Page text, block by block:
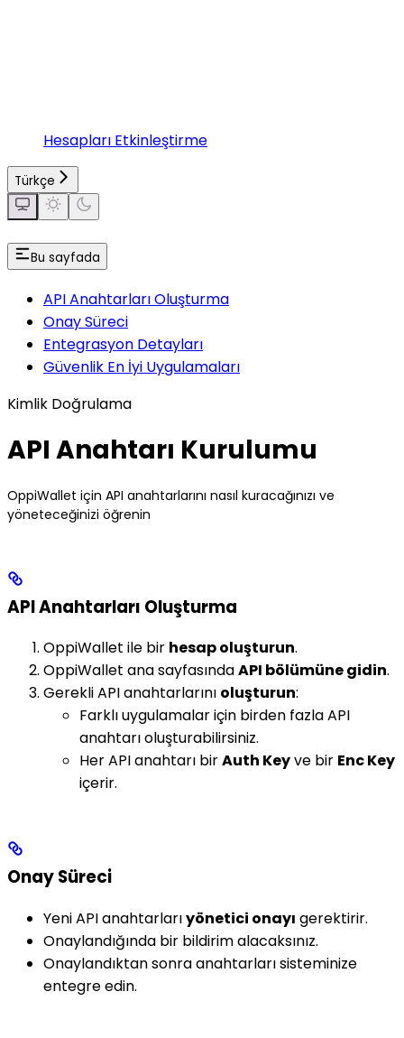
Hesapları Etkinleştirme
Türkçe
Bu sayfada
API Anahtarları Oluşturma
Onay Süreci
Entegrasyon Detayları
Güvenlik En İyi Uygulamaları
Kimlik Doğrulama
API Anahtarı Kurulumu
OppiWallet için API anahtarlarını nasıl kuracağınızı ve
yöneteceğinizi öğrenin
API Anahtarları Oluşturma
OppiWallet ile bir hesap oluşturun.
OppiWallet ana sayfasındaAPI bölümüne gidin.
Gerekli API anahtarlarını oluşturun:
Farklı uygulamalar için birden fazla API
anahtarı oluşturabilirsiniz.
Her API anahtarı birAuth Keyve bir Enc Key
içerir.
Onay Süreci
Yeni API anahtarlarıyönetici onayı gerektirir.
Onaylandığında bir bildirim alacaksınız.
Onaylandıktan sonra anahtarları sisteminize
entegre edin.